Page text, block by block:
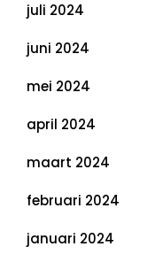
juli 2024
juni 2024
mei 2024
april 2024
maart 2024
februari 2024
januari 2024